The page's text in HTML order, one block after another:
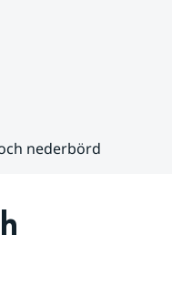
nederbörd